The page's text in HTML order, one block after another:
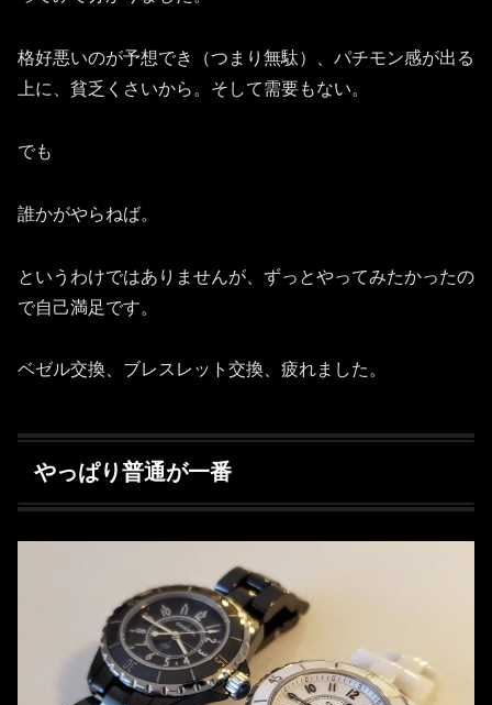
格好悪いのが予想でき（つまり無駄）、パチモン感が出る
上に、貧乏くさいから。そして需要もない。
でも
誰かがやらねば。
というわけではありませんが、ずっとやってみたかったの
で自己満足です。
ベゼル交換、ブレスレット交換、疲れました。
やっぱり普通が一番